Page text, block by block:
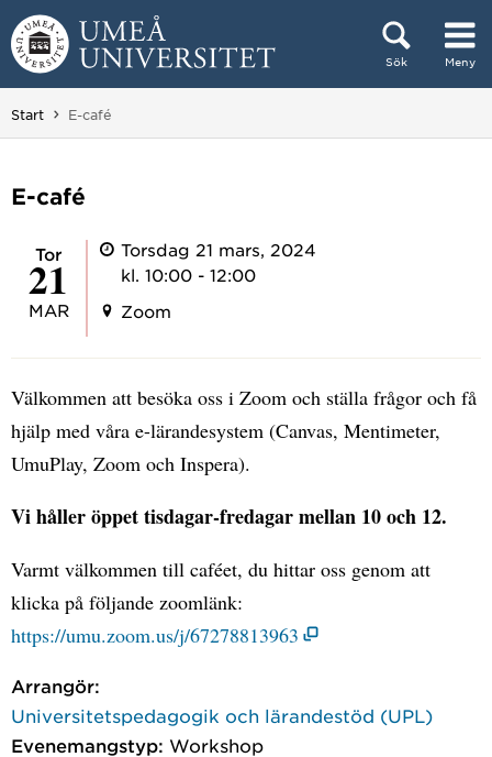
Hoppa direkt till innehållet
Sök Meny
Huvudmenyn dold.
Start Du är här:
E-café
E-café
tor
21
MAR
Torsdag 21 mars, 2024
kl. 10:00 - 12:00
Zoom
Välkommen att besöka oss i Zoom och ställa frågor och få
hjälp med våra e-lärandesystem (Canvas, Mentimeter,
UmuPlay, Zoom och Inspera).
Vi håller öppet tisdagar-fredagar mellan 10 och 12.
Varmt välkommen till caféet, du hittar oss genom att
klicka på följande zoomlänk:
https://umu.zoom.us/j/67278813963
Arrangör:
Universitetspedagogik och lärandestöd (UPL)
Evenemangstyp: Workshop